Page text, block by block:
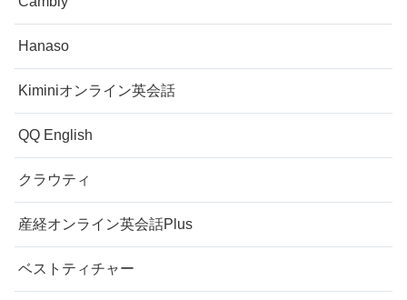
Hanaso
Kiminiオンライン英会話
QQ English
クラウティ
産経オンライン英会話Plus
ベストティチャー